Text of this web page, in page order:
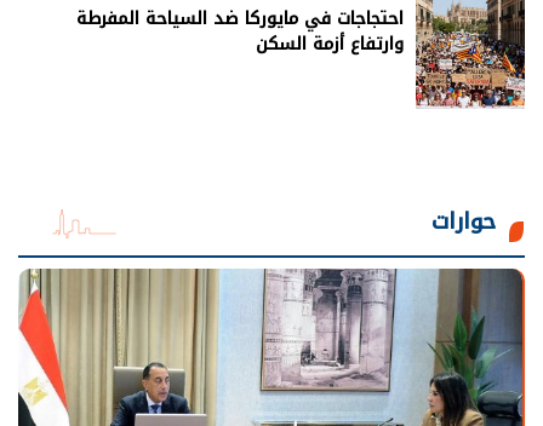
احتجاجات في مايوركا ضد السياحة المفرطة
وارتفاع أزمة السكن
حوارات